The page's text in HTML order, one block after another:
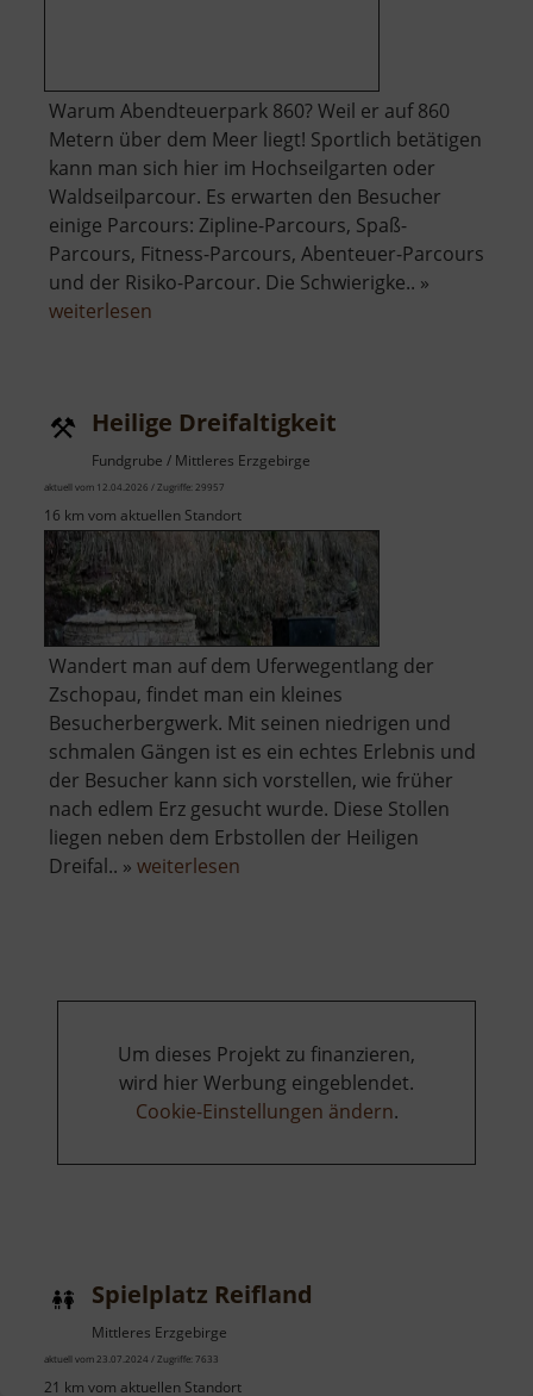
Warum Abendteuerpark 860? Weil er auf 860
Metern über dem Meer liegt! Sportlich betätigen
kann man sich hier im Hochseilgarten oder
Waldseilparcour. Es erwarten den Besucher
einige Parcours: Zipline-Parcours, Spaß-
Parcours, Fitness-Parcours, Abenteuer-Parcours
und der Risiko-Parcour. Die Schwierigke.. »
weiterlesen
Heilige Dreifaltigkeit
Fundgrube / Mittleres Erzgebirge
aktuell vom 12.04.2026 / Zugriffe: 29957
16 km vom aktuellen Standort
Wandert man auf dem Uferwegentlang der
Zschopau, findet man ein kleines
Besucherbergwerk. Mit seinen niedrigen und
schmalen Gängen ist es ein echtes Erlebnis und
der Besucher kann sich vorstellen, wie früher
nach edlem Erz gesucht wurde. Diese Stollen
liegen neben dem Erbstollen der Heiligen
Dreifal.. » weiterlesen
Um dieses Projekt zu finanzieren,
wird hier Werbung eingeblendet.
Cookie-Einstellungen ändern.
Spielplatz Reifland
Mittleres Erzgebirge
aktuell vom 23.07.2024 / Zugriffe: 7633
21 km vom aktuellen Standort